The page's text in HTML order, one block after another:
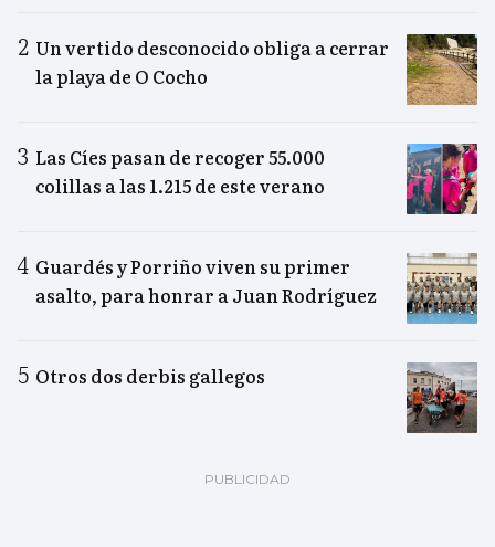
Un vertido desconocido obliga a cerrar
la playa de O Cocho
Las Cíes pasan de recoger 55.000
colillas a las 1.215 de este verano
Guardés y Porriño viven su primer
asalto, para honrar a Juan Rodríguez
Otros dos derbis gallegos